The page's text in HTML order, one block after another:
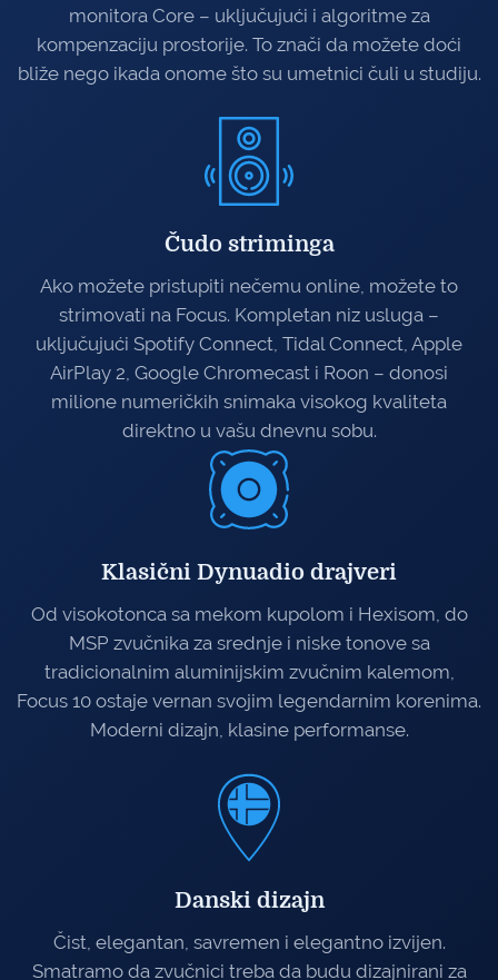
monitora Core – uključujući i algoritme za
kompenzaciju prostorije. To znači da možete doći
bliže nego ikada onome što su umetnici čuli u studiju.
Čudo striminga
Ako možete pristupiti nečemu online, možete to
strimovati na Focus. Kompletan niz usluga –
uključujući Spotify Connect, Tidal Connect, Apple
AirPlay 2, Google Chromecast i Roon – donosi
milione numeričkih snimaka visokog kvaliteta
direktno u vašu dnevnu sobu.
Klasični Dynuadio drajveri
Od visokotonca sa mekom kupolom i Hexisom, do
MSP zvučnika za srednje i niske tonove sa
tradicionalnim aluminijskim zvučnim kalemom,
Focus 10 ostaje vernan svojim legendarnim korenima.
Moderni dizajn, klasine performanse.
Danski dizajn
Čist, elegantan, savremen i elegantno izvijen.
Smatramo da zvučnici treba da budu dizajnirani za